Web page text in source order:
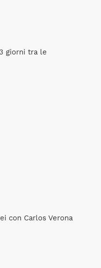
giorni tra le
con Carlos Verona